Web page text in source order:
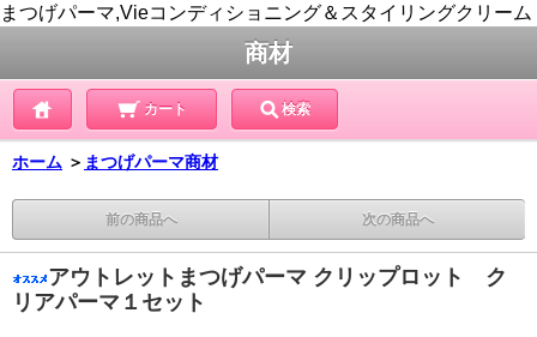
まつげパーマ,Vieコンディショニング＆スタイリングクリーム
商材
カート 検索
ホーム ＞ まつげパーマ商材
前の商品へ 次の商品へ
アウトレットまつげパーマ クリップロット ク
リアパーマ１セット